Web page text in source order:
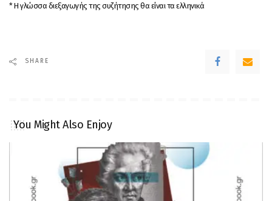
* Η γλώσσα διεξαγωγής της συζήτησης θα είναι τα ελληνικά
SHARE
You Might Also Enjoy